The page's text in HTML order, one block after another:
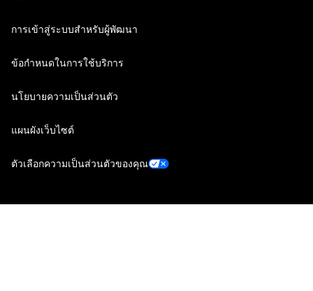
การเข้าสู่ระบบสำหรับผู้พัฒนา
ข้อกำหนดในการใช้บริการ
นโยบายความเป็นส่วนตัว
แผนผังเว็บไซต์
ตัวเลือกความเป็นส่วนตัวของคุณ